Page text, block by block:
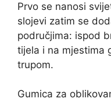
Prvo se nanosi
slojevi zatim se
područjima: ispod
tijela i na mjestima
trupom.
Gumica za